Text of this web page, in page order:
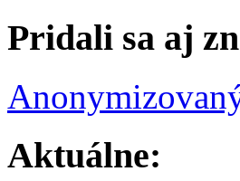
Pridali sa aj
Aktuálne: